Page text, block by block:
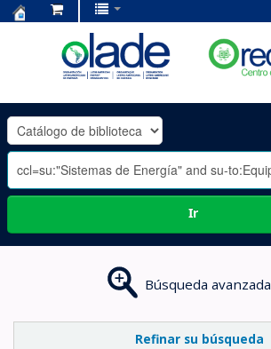
OLADE
-
Ir
Búsqueda avanzada
Refinar su búsqueda